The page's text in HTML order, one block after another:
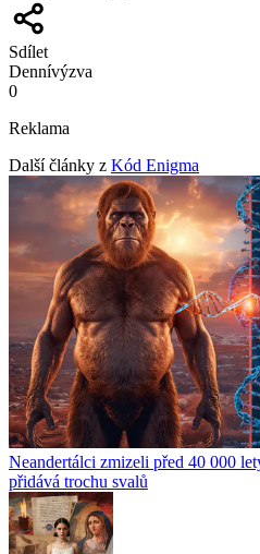
Sdílet
Dennívýzva
0
Reklama
Další články z Kód Enigma
Neandertálci zmizeli před 40 000
přidává trochu svalů